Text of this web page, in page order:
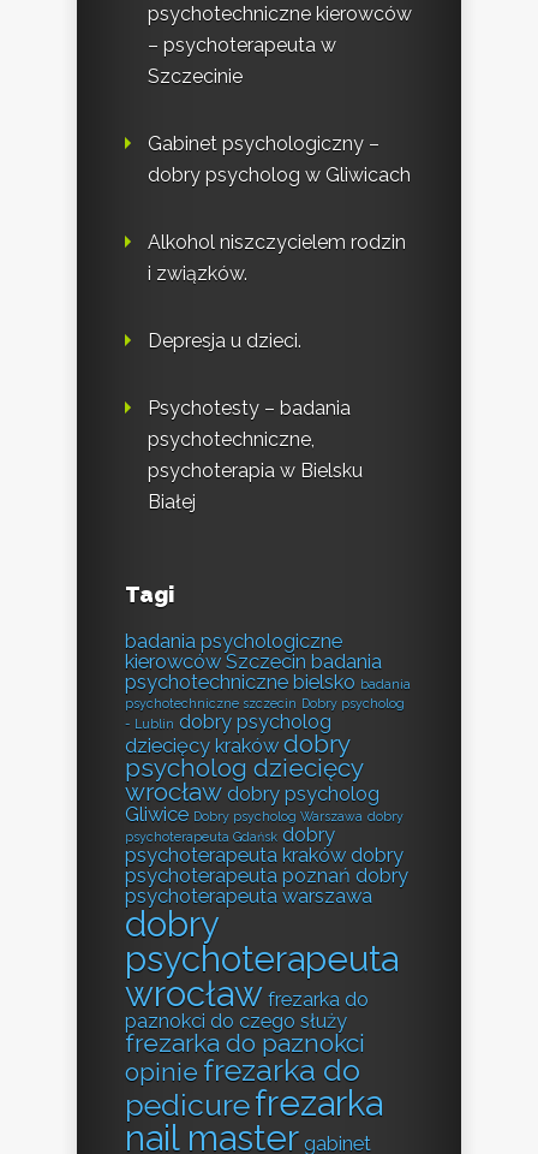
psychotechniczne kierowców
– psychoterapeuta w
Szczecinie
Gabinet psychologiczny –
dobry psycholog w Gliwicach
Alkohol niszczycielem rodzin
i związków.
Depresja u dzieci.
Psychotesty – badania
psychotechniczne,
psychoterapia w Bielsku
Białej
Tagi
badania psychologiczne
kierowców Szczecin badania
psychotechniczne bielsko badania
psychotechniczne szczecin Dobry psycholog
- Lublin dobry psycholog
dziecięcy kraków dobry
psycholog dziecięcy
wrocław dobry psycholog
Gliwice Dobry psycholog Warszawa dobry
psychoterapeuta Gdańsk dobry
psychoterapeuta kraków dobry
psychoterapeuta poznań dobry
psychoterapeuta warszawa
dobry
psychoterapeuta
wrocław frezarka do
paznokci do czego służy
frezarka do paznokci
opinie frezarka do
pedicurefrezarka
nail master gabinet